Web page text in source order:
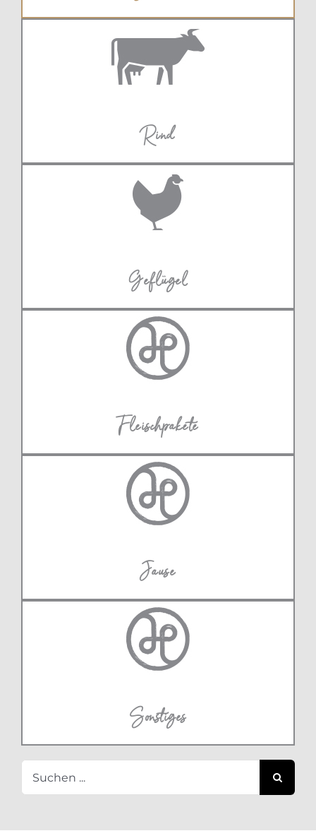
Rind
Geflügel
Fleischpakete
Jause
Sonstiges
nach: